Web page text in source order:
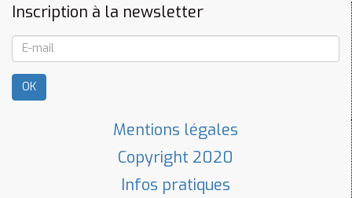
Inscription à la newsletter
OK
Mentions légales
Copyright 2020
Infos pratiques